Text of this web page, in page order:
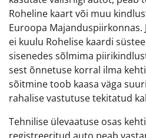
Roheline kaart või muu
Euroopa
ei kuulu Rohelise kaardi
sisenedes sõlmima
sest õnnetuse korral ilma
sõitmine toob kaasa väga
rahalise vastutuse tekitatud
Tehnilise ülevaatuse osas